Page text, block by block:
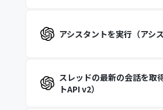
アシスタントを実行（アシ
スレッドの最新の会話を取
トAPI v2）